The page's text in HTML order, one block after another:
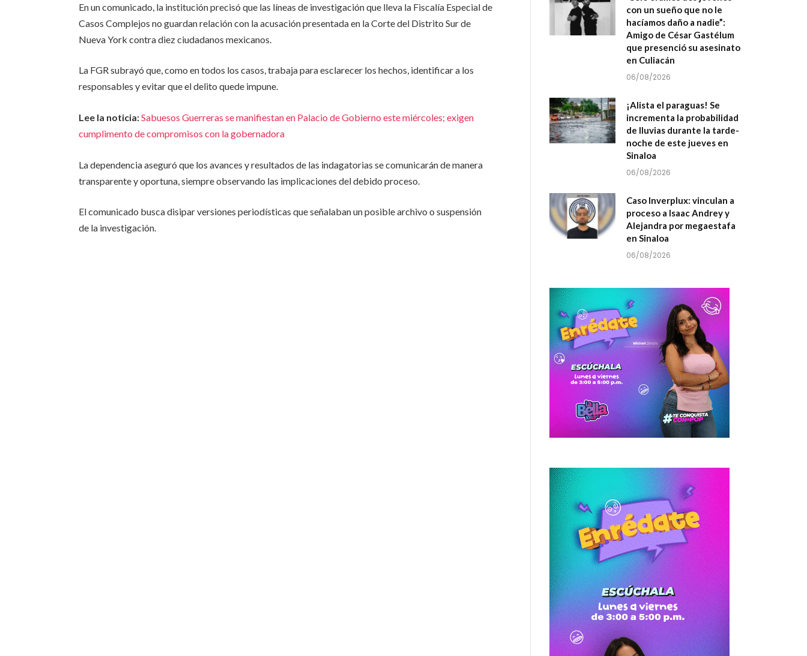
En un comunicado, la institución precisó que las líneas de investigación que lleva la Fiscalía Especial de
Casos Complejos no guardan relación con la acusación presentada en la Corte del Distrito Sur de
Nueva York contra diez ciudadanos mexicanos.
La FGR subrayó que, como en todos los casos, trabaja para esclarecer los hechos, identificar a los
responsables y evitar que el delito quede impune.
Lee la noticia:Sabuesos Guerreras se manifiestan en Palacio de Gobierno este miércoles; exigen
cumplimento de compromisos con la gobernadora
La dependencia aseguró que los avances y resultados de las indagatorias se comunicarán de manera
transparente y oportuna, siempre observando las implicaciones del debido proceso.
El comunicado busca disipar versiones periodísticas que señalaban un posible archivo o suspensión
de la investigación.
con un sueño que no le
hacíamos daño a nadie”:
Amigo de César Gastélum
que presenció su asesinato
en Culiacán
06/08/2026
¡Alista el paraguas! Se
incrementa la probabilidad
de lluvias durante la tarde-
noche de este jueves en
Sinaloa
06/08/2026
Caso Inverplux: vinculan a
proceso a Isaac Andrey y
Alejandra por megaestafa
en Sinaloa
06/08/2026